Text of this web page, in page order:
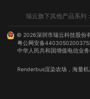
瑞云旗下其他产品系列：
© 2026深圳市瑞云科技股份
粤公网安备
中华人民共和国增值电信业
Renderbus渲染农场 ，海量